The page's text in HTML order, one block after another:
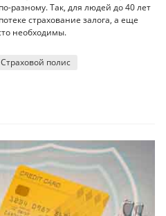
разному. Так, для людей до 40 лет
страхование залога, а еще
необходимы.
Страховой полис